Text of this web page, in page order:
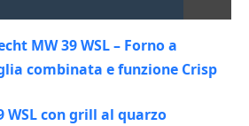
MW 39 WSL – Forno a
combinata e funzione Crisp
WSL con grill al quarzo